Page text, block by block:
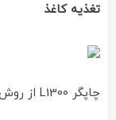
تغذیه کاغذ